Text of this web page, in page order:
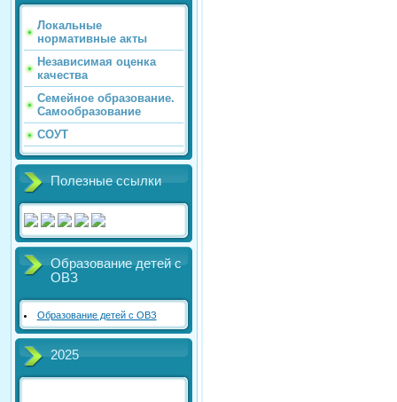
Локальные
нормативные акты
Независимая оценка
качества
Семейное образование.
Самообразование
СОУТ
Полезные ссылки
Образование детей с
ОВЗ
Образование детей с ОВЗ
2025